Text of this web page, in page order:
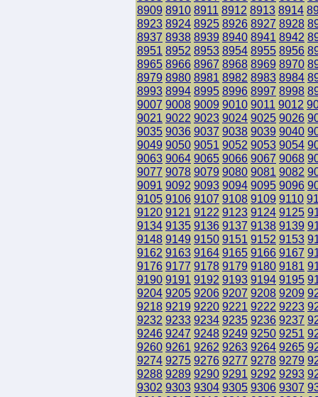
8909 8910 8911 8912 8913 8914
8923 8924 8925 8926 8927 8928
8937 8938 8939 8940 8941 8942
8951 8952 8953 8954 8955 8956
8965 8966 8967 8968 8969 8970
8979 8980 8981 8982 8983 8984
8993 8994 8995 8996 8997 8998
9007 9008 9009 9010 9011 9012
9021 9022 9023 9024 9025 9026
9035 9036 9037 9038 9039 9040
9049 9050 9051 9052 9053 9054
9063 9064 9065 9066 9067 9068
9077 9078 9079 9080 9081 9082
9091 9092 9093 9094 9095 9096
9105 9106 9107 9108 9109 9110
9120 9121 9122 9123 9124 9125
9134 9135 9136 9137 9138 9139
9148 9149 9150 9151 9152 9153
9162 9163 9164 9165 9166 9167
9176 9177 9178 9179 9180 9181
9190 9191 9192 9193 9194 9195
9204 9205 9206 9207 9208 9209
9218 9219 9220 9221 9222 9223
9232 9233 9234 9235 9236 9237
9246 9247 9248 9249 9250 9251
9260 9261 9262 9263 9264 9265
9274 9275 9276 9277 9278 9279
9288 9289 9290 9291 9292 9293
9302 9303 9304 9305 9306 9307